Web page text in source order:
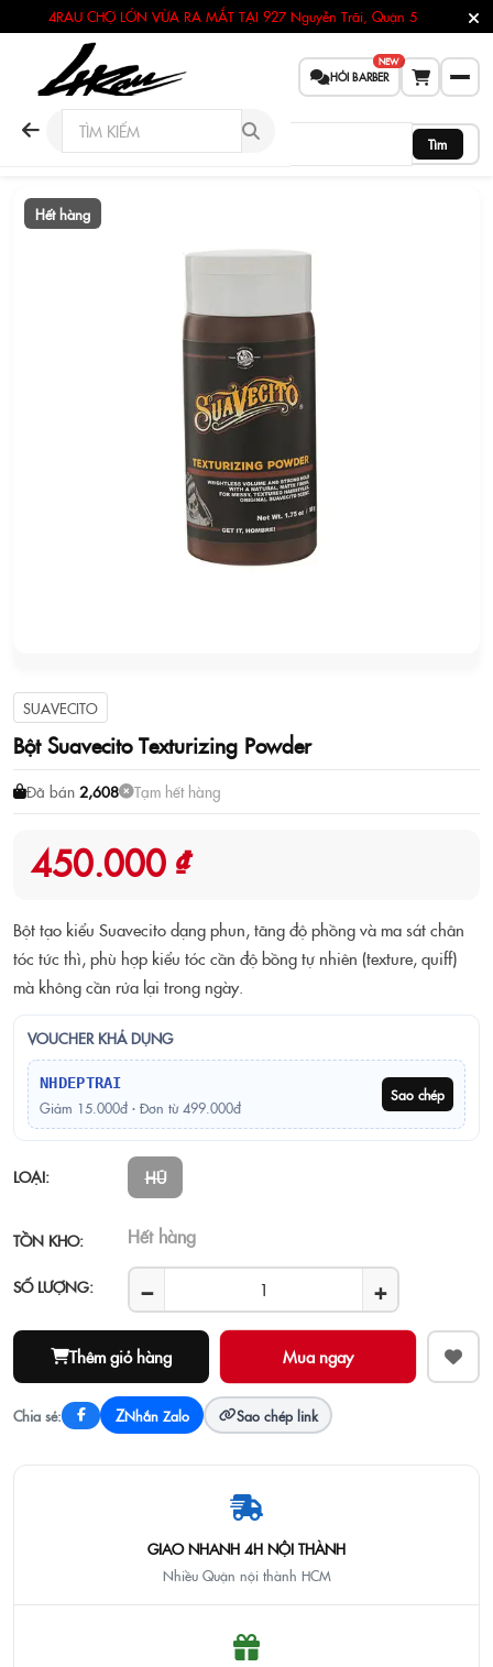
4RAU CHỢ LỚN VỪA RA MẮT TẠI 927 Nguyễn Trãi, Quận 5
HỎI BARBER
NEW
Tìm
Hết hàng
SUAVECITO
Bột Suavecito Texturizing Powder
Đã bán 2,608 Tạm hết hàng
450.000 ₫
Bột tạo kiểu Suavecito dạng phun, tăng độ phồng và ma sát chân
tóc tức thì, phù hợp kiểu tóc cần độ bồng tự nhiên (texture, quiff)
mà không cần rửa lại trong ngày.
VOUCHER KHẢ DỤNG
NHDEPTRAI
Giảm 15.000đ · Đơn từ 499.000đ
Sao chép
LOẠI: HŨ
TỒN KHO: Hết hàng
SỐ LƯỢNG: − +
Thêm giỏ hàng
Chia sẻ: ZNhắn Zalo Sao chép link
GIAO NHANH 4H NỘI THÀNH
Nhiều Quận nội thành HCM